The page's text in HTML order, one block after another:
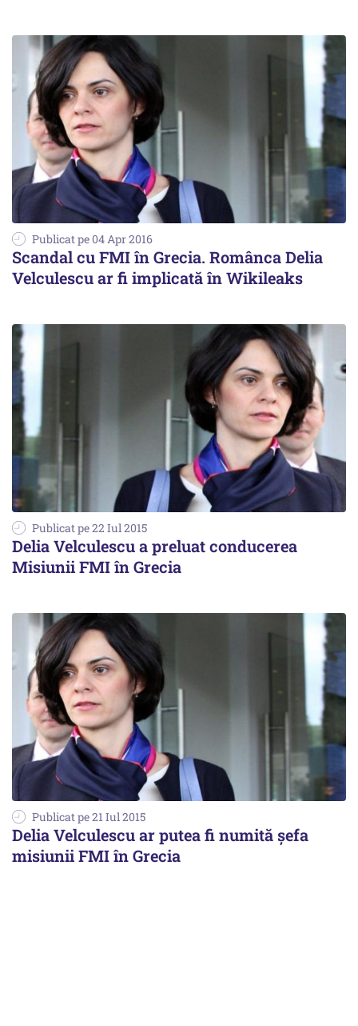
Publicat pe 04 Apr 2016
Scandal cu FMI în Grecia. Românca Delia
Velculescu ar fi implicată în Wikileaks
Publicat pe 22 Iul 2015
Delia Velculescu a preluat conducerea
Misiunii FMI în Grecia
Publicat pe 21 Iul 2015
Delia Velculescu ar putea fi numită şefa
misiunii FMI în Grecia